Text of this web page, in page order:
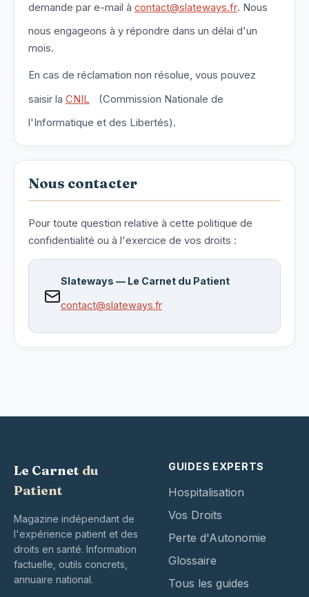
demande par e-mail à contact@slateways.fr. Nous
nous engageons à y répondre dans un délai d'un
mois.
En cas de réclamation non résolue, vous pouvez
saisir la CNIL
(Commission Nationale de
l'Informatique et des Libertés).
Nous contacter
Pour toute question relative à cette politique de
confidentialité ou à l'exercice de vos droits :
Slateways — Le Carnet du Patient
contact@slateways.fr
Le Carnet du
Patient
Magazine indépendant de
l'expérience patient et des
droits en santé. Information
factuelle, outils concrets,
annuaire national.
GUIDES EXPERTS
Hospitalisation
Vos Droits
Perte d'Autonomie
Glossaire
Tous les guides